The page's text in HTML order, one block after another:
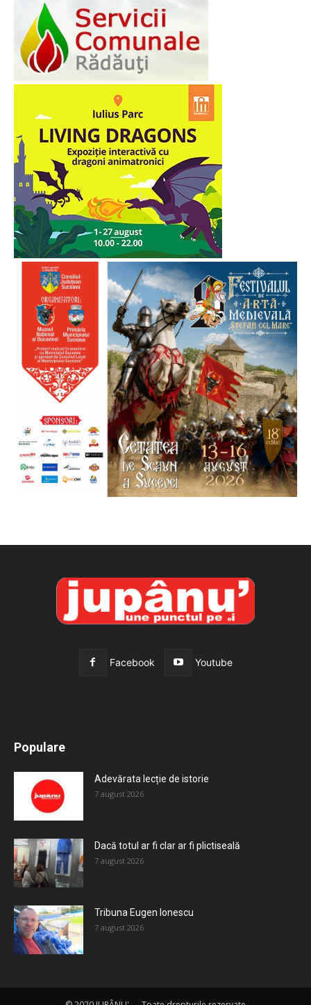
Facebook Youtube
Populare
Adevărata lecție de istorie
7 august 2026
Dacă totul ar fi clar ar fi plictiseală
7 august 2026
Tribuna Eugen Ionescu
7 august 2026